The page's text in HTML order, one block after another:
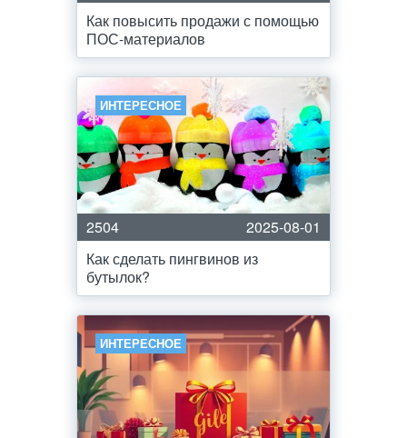
Как повысить продажи с помощью
ПОС-материалов
ИНТЕРЕСНОЕ
2504
2025-08-01
Как сделать пингвинов из
бутылок?
ИНТЕРЕСНОЕ